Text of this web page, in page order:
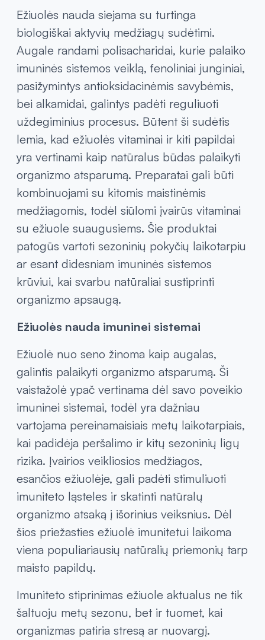
Ežiuolės nauda siejama su turtinga
biologiškai aktyvių medžiagų sudėtimi.
Augale randami polisacharidai, kurie palaiko
imuninės sistemos veiklą, fenoliniai junginiai,
pasižymintys antioksidacinėmis savybėmis,
bei alkamidai, galintys padėti reguliuoti
uždegiminius procesus. Būtent ši sudėtis
lemia, kad ežiuolės vitaminai ir kiti papildai
yra vertinami kaip natūralus būdas palaikyti
organizmo atsparumą. Preparatai gali būti
kombinuojami su kitomis maistinėmis
medžiagomis, todėl siūlomi įvairūs vitaminai
su ežiuole suaugusiems. Šie produktai
patogūs vartoti sezoninių pokyčių laikotarpiu
ar esant didesniam imuninės sistemos
krūviui, kai svarbu natūraliai sustiprinti
organizmo apsaugą.
Ežiuolės nauda imuninei sistemai
Ežiuolė nuo seno žinoma kaip augalas,
galintis palaikyti organizmo atsparumą. Ši
vaistažolė ypač vertinama dėl savo poveikio
imuninei sistemai, todėl yra dažniau
vartojama pereinamaisiais metų laikotarpiais,
kai padidėja peršalimo ir kitų sezoninių ligų
rizika. Įvairios veikliosios medžiagos,
esančios ežiuolėje, gali padėti stimuliuoti
imuniteto ląsteles ir skatinti natūralų
organizmo atsaką į išorinius veiksnius. Dėl
šios priežasties ežiuolė imunitetui laikoma
viena populiariausių natūralių priemonių tarp
maisto papildų.
Imuniteto stiprinimas ežiuole aktualus ne tik
šaltuoju metų sezonu, bet ir tuomet, kai
organizmas patiria stresą ar nuovargį.